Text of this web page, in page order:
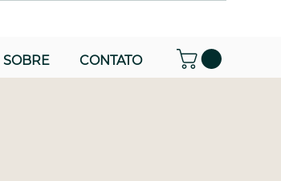
SOBRE CONTATO